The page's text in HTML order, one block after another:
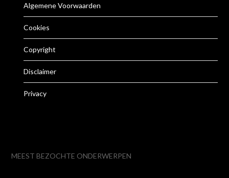
Algemene Voorwaarden
Cookies
Copyright
Disclaimer
Privacy
MEEST BEZOCHTE ONDERWERPEN